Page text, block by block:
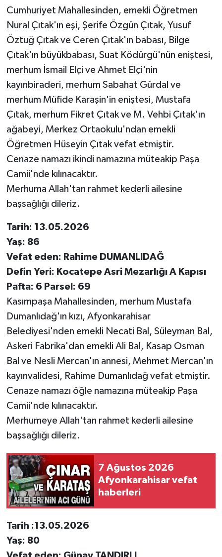
Cumhuriyet Mahallesinden, emekli Öğretmen
Nural Çıtak'ın eşi, Şerife Özgün Çıtak, Yusuf
Öztuğ Çıtak ve Ceren Çıtak'ın babası, Bilge
Çıtak'ın büyükbabası, Suat Ködürgü'nün eniştesi,
merhum İsmail Elçi ve Ahmet Elçi'nin
kayınbiraderi, merhum Sabahat Gürdal ve
merhum Müfide Karaşin'in eniştesi, Mustafa
Çıtak, merhum Fikret Çıtak ve M. Vehbi Çıtak'ın
ağabeyi, Merkez Ortaokulu'ndan emekli
Öğretmen Hüseyin Çıtak vefat etmiştir.
Cenaze namazı ikindi namazına müteakip Paşa
Camii'nde kılınacaktır.
Merhuma Allah'tan rahmet kederli ailesine
başsağlığı dileriz.
Tarih: 13.05.2026
Yaş: 86
Vefat eden: Rahime DUMANLIDAĞ
Defin Yeri: Kocatepe Asri Mezarlığı A Kapısı
Pafta: 6 Parsel: 69
Kasımpaşa Mahallesinden, merhum Mustafa
Dumanlıdağ'ın kızı, Afyonkarahisar
Belediyesi'nden emekli Necati Bal, Süleyman Bal,
Askeri Fabrika'dan emekli Ali Bal, Kasap Osman
Bal ve Nesli Mercan'ın annesi, Mehmet Mercan'ın
kayınvalidesi, Rahime Dumanlıdağ vefat etmiştir.
Cenaze namazı öğle namazına müteakip Paşa
Camii'nde kılınacaktır.
Merhumeye Allah'tan rahmet kederli ailesine
başsağlığı dileriz.
7 Ağustos 2026
Afyonkarahisar vefat
haberleri
Tarih :13.05.2026
Yaş: 80